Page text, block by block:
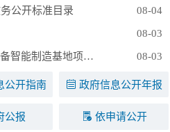
公开标准目录 08-04
08-03
关于300MWh全钒液流储能电池装备智能制造基地项目环境影响报告表受理公示 08-03
公开指南 政府信息公开年报
公报 依申请公开